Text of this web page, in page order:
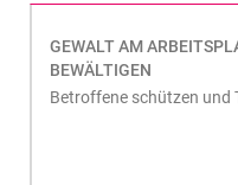
GEWALT AM
BEWÄLTIGEN
Betroffene schützen und